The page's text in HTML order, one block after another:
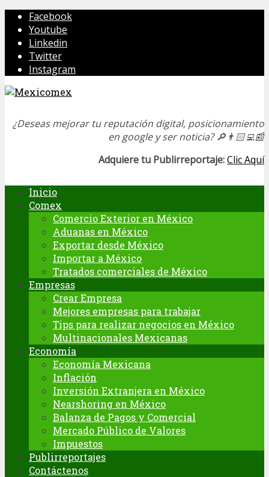
Facebook
Youtube
Linkedin
Twitter
Instagram
¿Deseas mejorar tu reputación digital, posicionamiento
en google y ser noticia?🔎👨🏻‍💻📰
Adquiere tu Publirreportaje:Clic Aquí
Inicio
Comex
Comercio Exterior en México
Aduanas en México
Exportar desde México
Importar a México
Tratados comerciales de México
Empresas
Crear Empresa
Mejores empresas para trabajar
Tips para realizar negocios en México
Multinacionales Mexicanas
Economía
Economía Mexicana
Inflación
Inversión Extranjera en México
Nearshoring en México
Balanza de Pagos y Comercial
Mercado Público de Valores
Impuestos
Publirreportajes
Contáctenos